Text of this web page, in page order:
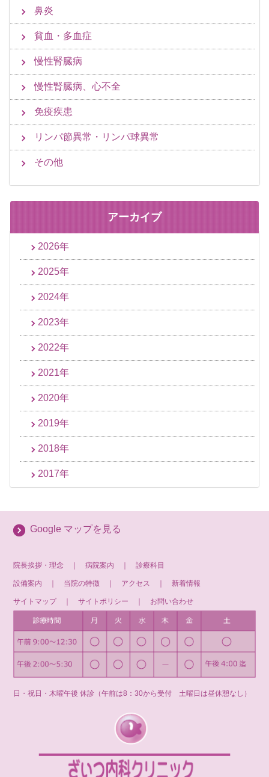
鼻炎
貧血・多血症
慢性腎臓病
慢性腎臓病、心不全
免疫疾患
リンパ節異常・リンパ球異常
その他
アーカイブ
2026年
2025年
2024年
2023年
2022年
2021年
2020年
2019年
2018年
2017年
Google マップを見る
院長挨拶・理念 ｜病院案内 ｜診療科目
設備案内 当院の特徴 アクセス 新着情報
サイトマップ｜サイトポリシー お問い合わせ
日・祝日・木曜午後 休診（午前は8：30から受付 土曜日は昼休憩なし）